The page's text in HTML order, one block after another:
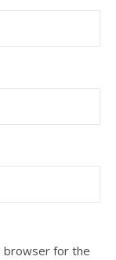
browser for the